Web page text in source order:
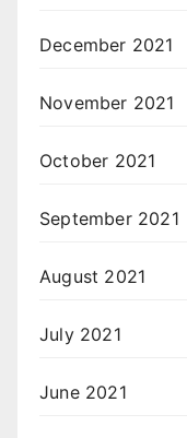
December 2021
November 2021
October 2021
September 2021
August 2021
July 2021
June 2021